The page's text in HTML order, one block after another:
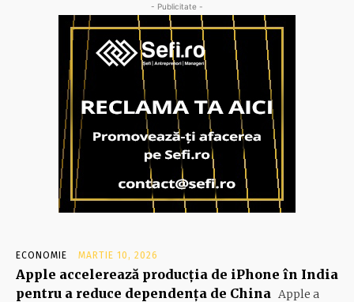
- Publicitate -
ECONOMIE MARTIE 10, 2026
Apple accelerează producția de iPhone în India
pentru a reduce dependența de China Apple a